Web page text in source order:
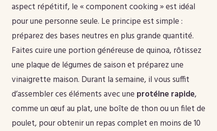
aspect répétitif, le « component cooking » est idéal
pour une personne seule. Le principe est simple :
préparez des bases neutres en plus grande quantité.
Faites cuire une portion généreuse de quinoa, rôtissez
une plaque de légumes de saison et préparez une
vinaigrette maison. Durant la semaine, il vous suffit
d’assembler ces éléments avec une protéine rapide,
comme un œuf au plat, une boîte de thon ou un filet de
poulet, pour obtenir un repas complet en moins de 10